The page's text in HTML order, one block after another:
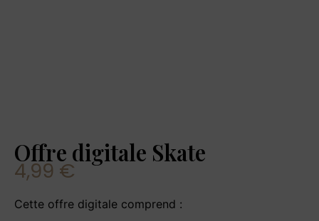
Offre digitale Skate
4,99 €
Cette offre digitale comprend :